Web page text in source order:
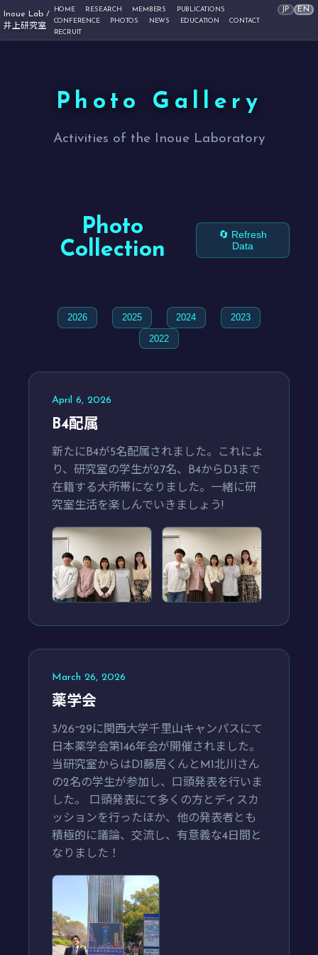
Inoue Lab /
井上研究室
HOME RESEARCH MEMBERS
PUBLICATIONS
CONFERENCE
PHOTOS NEWS EDUCATION
CONTACT
RECRUIT
JP EN
Photo Gallery
Activities of the Inoue Laboratory
Photo
Collection
🔄 Refresh
Data
2026 2025 2024
2023
2022
April 6, 2026
B4配属
新たにB4が5名配属されました。これによ
り、研究室の学生が27名、B4からD3まで
在籍する大所帯になりました。一緒に研
究室生活を楽しんでいきましょう!
March 26, 2026
薬学会
3/26~29に関西大学千里山キャンパスにて
日本薬学会第146年会が開催されました。
当研究室からはD1藤居くんとM1北川さん
の2名の学生が参加し、口頭発表を行いま
した。 口頭発表にて多くの方とディスカ
ッションを行ったほか、他の発表者とも
積極的に議論、交流し、有意義な4日間と
なりました！